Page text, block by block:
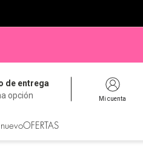
de entrega
opción
Mi cuenta
OFERTAS